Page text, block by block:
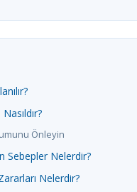
Önleyin
Sebepler Nelerdir?
Nelerdir?